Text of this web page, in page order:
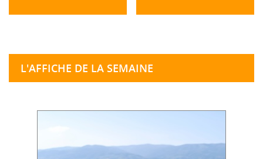
L'AFFICHE DE LA SEMAINE